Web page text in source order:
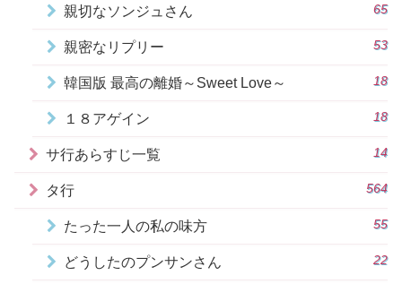
親切なソンジュさん 65
親密なリプリー 53
韓国版 最高の離婚～Sweet Love～ 18
１８アゲイン 18
サ行あらすじ一覧 14
タ行 564
たった一人の私の味方 55
どうしたのプンサンさん 22